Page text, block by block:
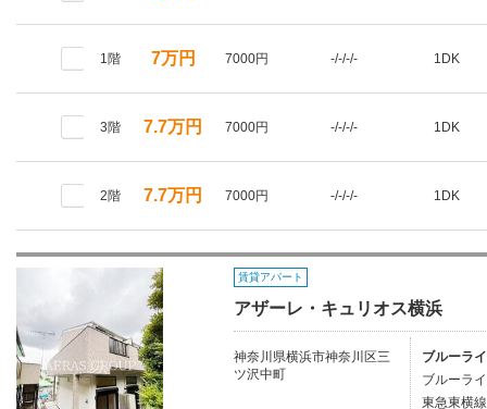
1階 7万円 7000円 -/-/-/- 1DK
3階 7.7万円 7000円 -/-/-/- 1DK
2階 7.7万円 7000円 -/-/-/- 1DK
賃貸アパート
アザーレ・キュリオス横浜
神奈川県横浜市神奈川区三
ツ沢中町
ブルーラ
ブルーラ
東急東横